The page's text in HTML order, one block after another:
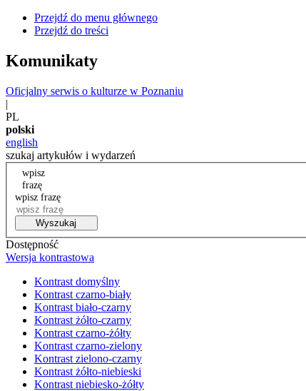
Przejdź do menu głównego
Przejdź do treści
Komunikaty
Oficjalny serwis o kulturze w Poznaniu
|
PL
polski
english
szukaj artykułów i wydarzeń
wpisz
frazę
wpisz frazę
Wyszukaj
Dostępność
Wersja kontrastowa
Kontrast domyślny
Kontrast czarno-biały
Kontrast biało-czarny
Kontrast żółto-czarny
Kontrast czarno-żółty
Kontrast czarno-zielony
Kontrast zielono-czarny
Kontrast żółto-niebieski
Kontrast niebiesko-żółty